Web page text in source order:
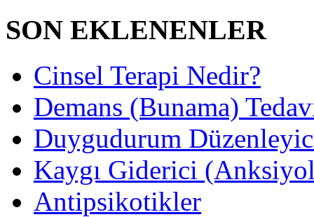
SON EKLENENLER
Cinsel Terapi Nedir?
Demans (Bunama)
Duygudurum
Kaygı Giderici
Antipsikotikler